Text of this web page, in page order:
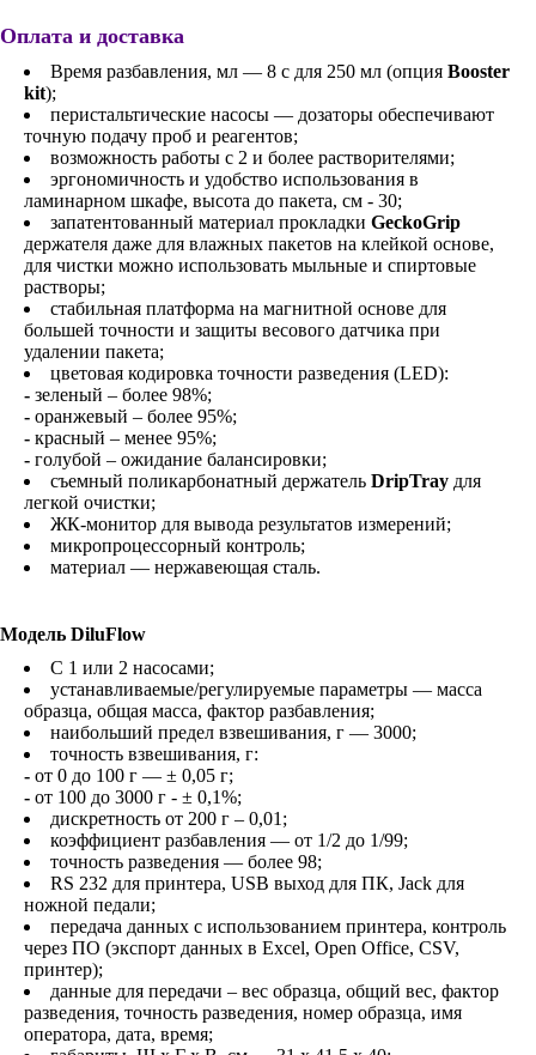
Оплата и доставка
Время разбавления, мл — 8 с для 250 мл (опция Booster
kit);
перистальтические насосы — дозаторы обеспечивают
точную подачу проб и реагентов;
возможность работы с 2 и более растворителями;
эргономичность и удобство использования в
ламинарном шкафе, высота до пакета, см - 30;
запатентованный материал прокладки GeckoGrip
держателя даже для влажных пакетов на клейкой основе,
для чистки можно использовать мыльные и спиртовые
растворы;
стабильная платформа на магнитной основе для
большей точности и защиты весового датчика при
удалении пакета;
цветовая кодировка точности разведения (LED):
- зеленый – более 98%;
- оранжевый – более 95%;
- красный – менее 95%;
- голубой – ожидание балансировки;
съемный поликарбонатный держатель DripTray для
легкой очистки;
ЖК-монитор для вывода результатов измерений;
микропроцессорный контроль;
материал — нержавеющая сталь.
Модель DiluFlow
С 1 или 2 насосами;
устанавливаемые/регулируемые параметры — масса
образца, общая масса, фактор разбавления;
наибольший предел взвешивания, г — 3000;
точность взвешивания, г:
- от 0 до 100 г — ± 0,05 г;
- от 100 до 3000 г - ± 0,1%;
дискретность от 200 г – 0,01;
коэффициент разбавления — от 1/2 до 1/99;
точность разведения — более 98;
RS 232 для принтера, USB выход для ПК, Jack для
ножной педали;
передача данных с использованием принтера, контроль
через ПО (экспорт данных в Excel, Open Office, CSV,
принтер);
данные для передачи – вес образца, общий вес, фактор
разведения, точность разведения, номер образца, имя
оператора, дата, время;